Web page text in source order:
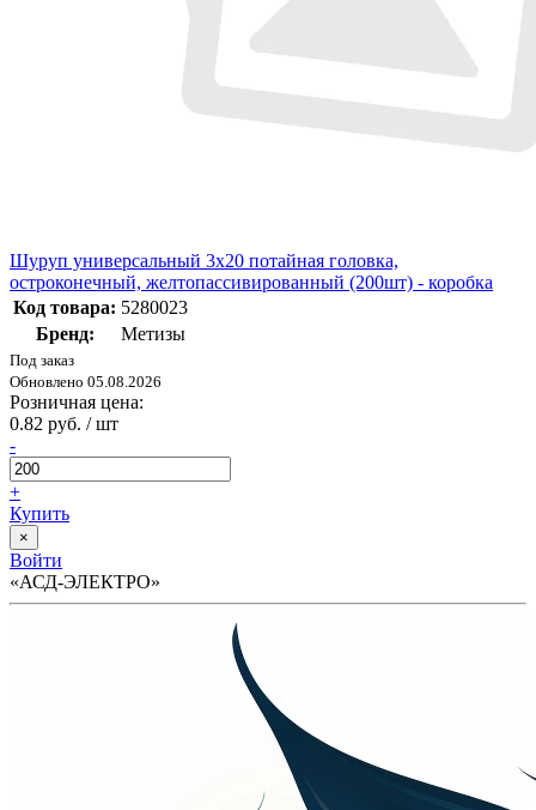
Шуруп универсальный 3х20 потайная головка,
остроконечный, желтопассивированный (200шт) - коробка
Код товара: 5280023
Бренд:
Метизы
Под заказ
Обновлено 05.08.2026
Розничная цена:
0.82 руб. / шт
-
+
Купить
×
Войти
«АСД-ЭЛЕКТРО»